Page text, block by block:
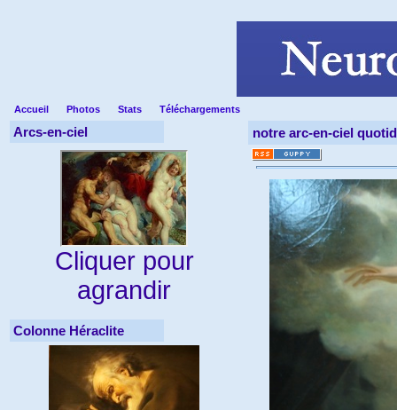
Accueil Photos Stats Téléchargements
Arcs-en-ciel
Cliquer pour
agrandir
Colonne Héraclite
notre arc-en-ciel